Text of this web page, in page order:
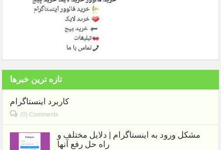
تازه ترین خبرها
کاربرد اینستاگرام
(0) Comments
مشکل ورود به اینستاگرام | دلایل مختلف و
راه حل رفع آنها